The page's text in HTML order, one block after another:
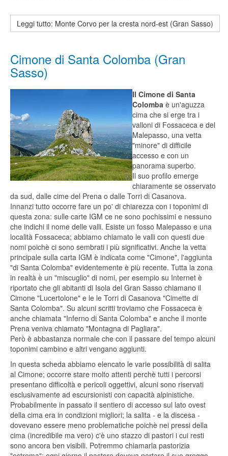
Leggi tutto: Monte Corvo per la cresta nord-est (Gran Sasso)
Cimone di Santa Colomba (Gran
Sasso)
Il Cimone di Santa
Colomba è un'aguzza
cima che si erge tra i
valloni di Fossaceca e del
Malepasso, una vetta
"minore" di difficile
accesso e con un
panorama superbo.
Il suo profilo emerge
chiaramente se osservato
da sud, dalle cime del Prena o dalle Torri di Casanova.
Innanzi tutto occorre fare un po' di chiarezza con i toponimi di
questa zona: sulle carte IGM ce ne sono pochissimi e nessuno
che indichi il nome delle valli. Esiste un fosso Malepasso e una
località Fossaceca; abbiamo chiamato le valli con questi due
nomi poichè ci sono sembrati i più significativi. Anche la vetta
principale sulla carta IGM è indicata come "Cimone", l'aggiunta
"di Santa Colomba" evidentemente è più recente. Tutta la zona
in realtà è un "miscuglio" di nomi, per esempio su Internet è
riportato che gli abitanti di Isola del Gran Sasso chiamano il
Cimone "Lucertolone" e le le Torri di Casanova "Cimette di
Santa Colomba". Su alcuni scritti troviamo che Fossaceca è
anche chiamata "Inferno di Santa Colomba" e anche il monte
Prena veniva chiamato "Montagna di Pagliara".
Però è abbastanza normale che con il passare del tempo alcuni
toponimi cambino e altri vengano aggiunti.
In questa scheda abbiamo elencato le varie possibilità di salita
al Cimone; occorre stare molto attenti perchè tutti i percorsi
presentano difficoltà e pericoli oggettivi, alcuni sono riservati
esclusivamente ad escursionisti con capacità alpinistiche.
Probabilmente in passato il sentiero di accesso sul lato ovest
della cima era in condizioni migliori; la salita - e la discesa -
dovevano essere meno problematiche poichè nei pressi della
cima (incredibile ma vero) c'è uno stazzo di pastori i cui resti
sono ancora ben visibili. Potremmo chiamarla pastorizia